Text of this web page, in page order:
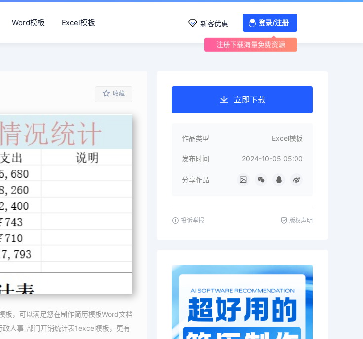
Word模板 Excel模板 新客优惠 登录/注册
注册下载海量免费资源
收藏
板，可以满足您在制作简历模板Word文档
人事_部门开销统计表1excel模板，更有
立即下载
作品类型 Excel模板
发布时间 2024-10-05 05:00
分享作品
投诉举报 版权声明